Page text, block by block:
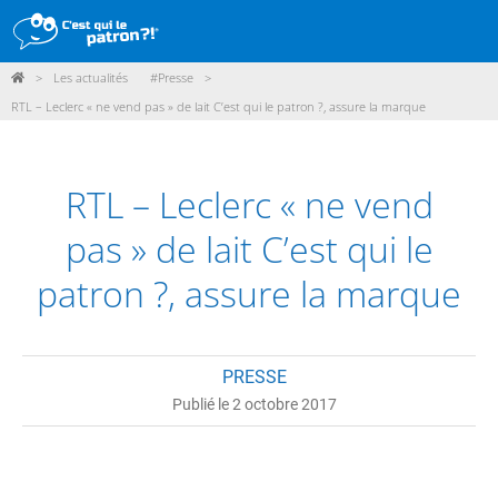
DÉMARCHE
POINTS DE VENTE
PARTICIPER
ACTUALITÉS
> Les actualités #Presse
>
RTL – Leclerc « ne vend pas » de lait C’est qui le patron ?, assure la marque
RTL – Leclerc « ne vend
pas » de lait C’est qui le
patron ?, assure la marque
PRESSE
Publié le 2 octobre 2017